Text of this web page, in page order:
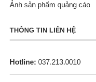
Ảnh sản phẩm quảng cáo
THÔNG TIN LIÊN HỆ
Hotline: 037.213.0010